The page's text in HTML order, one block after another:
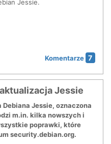
Jessie.
Komentarze 7
Jessie
Jessie, oznaczona
m.in. kilka nowszych i
poprawki, które
security.debian.org.